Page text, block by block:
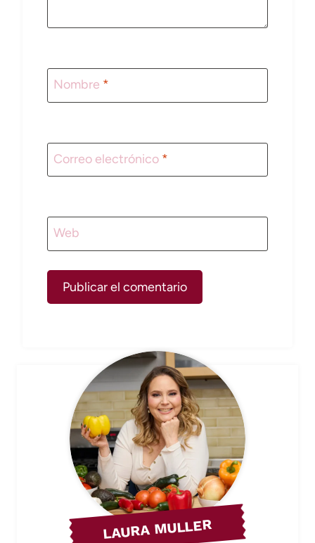
Nombre *
Correo electrónico *
Web
LAURA MULLER